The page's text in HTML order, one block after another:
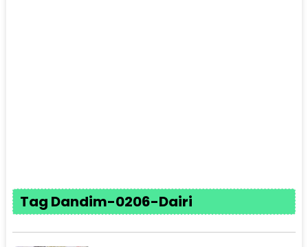
Tag Dandim-0206-Dairi